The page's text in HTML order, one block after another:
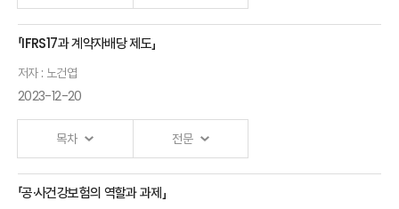
경영대학 교수
국내 금융교육 현황
교수, 김민정
충남대학교 교수
해외 주요국
금융교육 현황 및
보험약관
최승재
세종대학교
교수
「IFRS17과 계약자배당 제도」
저자 : 노건엽
2023-12-20
목차 전문
「공·사건강보험의 역할과 과제」